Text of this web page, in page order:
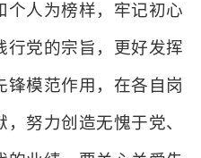
个人为榜样，牢记初心
行党的宗旨，更好发挥
锋模范作用，在各自岗
努力创造无愧于党、